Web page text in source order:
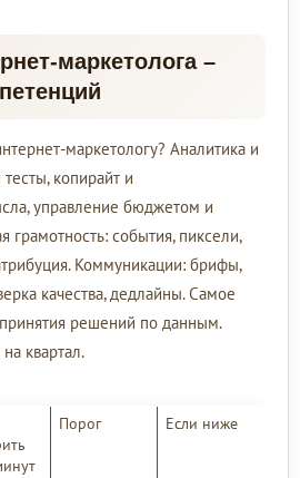
маркетолога –
маркетологу? Аналитика и
тесты, копирайт и
управление бюджетом и
грамотность: события, пиксели,
Коммуникации: брифы,
качества, дедлайны. Самое
решений по данным.
квартал.
Порог Если ниже